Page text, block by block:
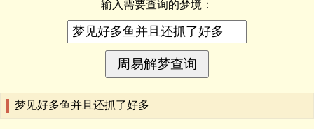
输入需要查询的梦境：
梦见好多鱼并且还抓了好多